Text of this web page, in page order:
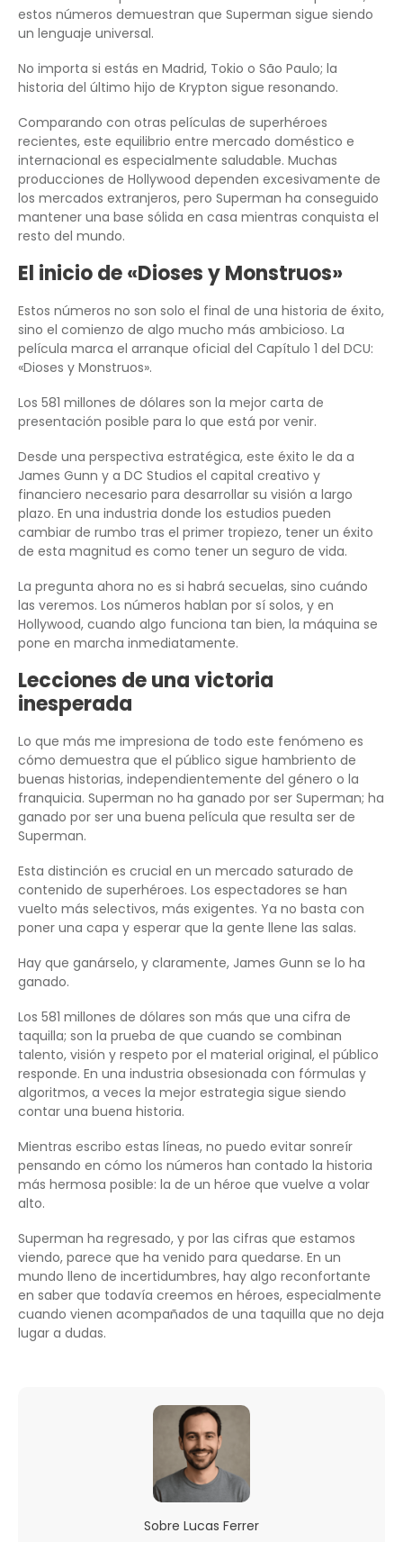
estos números demuestran que Superman sigue siendo
un lenguaje universal.
No importa si estás en Madrid, Tokio o São Paulo; la
historia del último hijo de Krypton sigue resonando.
Comparando con otras películas de superhéroes
recientes, este equilibrio entre mercado doméstico e
internacional es especialmente saludable. Muchas
producciones de Hollywood dependen excesivamente de
los mercados extranjeros, pero Superman ha conseguido
mantener una base sólida en casa mientras conquista el
resto del mundo.
El inicio de «Dioses y Monstruos»
Estos números no son solo el final de una historia de éxito,
sino el comienzo de algo mucho más ambicioso. La
película marca el arranque oficial del Capítulo 1 del DCU:
«Dioses y Monstruos».
Los 581 millones de dólares son la mejor carta de
presentación posible para lo que está por venir.
Desde una perspectiva estratégica, este éxito le da a
James Gunn y a DC Studios el capital creativo y
financiero necesario para desarrollar su visión a largo
plazo. En una industria donde los estudios pueden
cambiar de rumbo tras el primer tropiezo, tener un éxito
de esta magnitud es como tener un seguro de vida.
La pregunta ahora no es si habrá secuelas, sino cuándo
las veremos. Los números hablan por sí solos, y en
Hollywood, cuando algo funciona tan bien, la máquina se
pone en marcha inmediatamente.
Lecciones de una victoria
inesperada
Lo que más me impresiona de todo este fenómeno es
cómo demuestra que el público sigue hambriento de
buenas historias, independientemente del género o la
franquicia. Superman no ha ganado por ser Superman; ha
ganado por ser una buena película que resulta ser de
Superman.
Esta distinción es crucial en un mercado saturado de
contenido de superhéroes. Los espectadores se han
vuelto más selectivos, más exigentes. Ya no basta con
poner una capa y esperar que la gente llene las salas.
Hay que ganárselo, y claramente, James Gunn se lo ha
ganado.
Los 581 millones de dólares son más que una cifra de
taquilla; son la prueba de que cuando se combinan
talento, visión y respeto por el material original, el público
responde. En una industria obsesionada con fórmulas y
algoritmos, a veces la mejor estrategia sigue siendo
contar una buena historia.
Mientras escribo estas líneas, no puedo evitar sonreír
pensando en cómo los números han contado la historia
más hermosa posible: la de un héroe que vuelve a volar
alto.
Superman ha regresado, y por las cifras que estamos
viendo, parece que ha venido para quedarse. En un
mundo lleno de incertidumbres, hay algo reconfortante
en saber que todavía creemos en héroes, especialmente
cuando vienen acompañados de una taquilla que no deja
lugar a dudas.
Sobre Lucas Ferrer